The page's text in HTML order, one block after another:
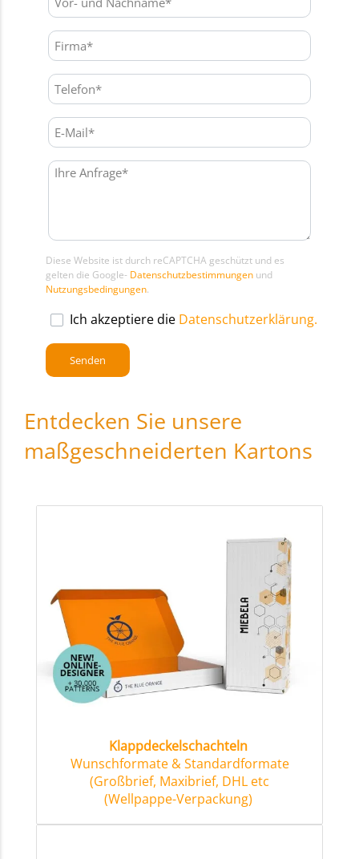
Diese Website ist durch reCAPTCHA geschützt und es
gelten die Google- Datenschutzbestimmungen und
Nutzungsbedingungen.
Ich akzeptiere die Datenschutzerklärung.
Entdecken Sie unsere
maßgeschneiderten Kartons
Klappdeckelschachteln
Wunschformate & Standardformate
(Großbrief, Maxibrief, DHL etc
(Wellpappe-Verpackung)